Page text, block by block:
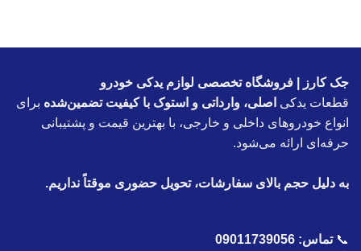
جک کارز | فروشگاه تخصصی لوازم یدکی خودرو
قطعات یدکی اصلی، وارداتی و استوک با کیفیت تضمین‌شده برای
انواع خودروهای داخلی و خارجی، با بهترین قیمت و پشتیبانی
حرفه‌ای ارائه می‌شود.
به دلیل حجم بالای سفارشات، تحویل حضوری موقتاً نداریم.
📞تماس: 09011739056